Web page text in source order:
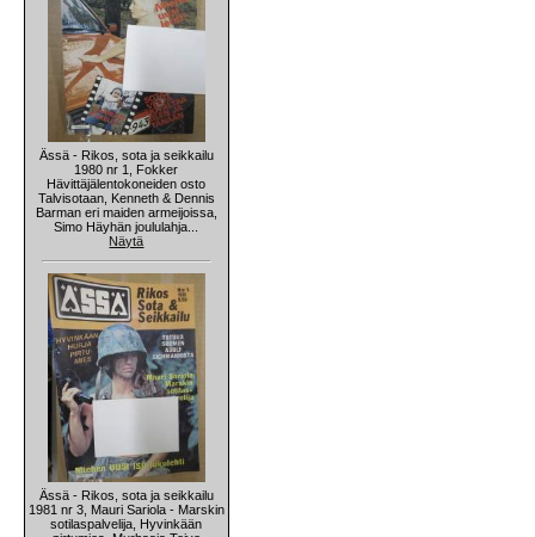
Ässä - Rikos, sota ja seikkailu
1980 nr 1, Fokker
Hävittäjälentokoneiden osto
Talvisotaan, Kenneth & Dennis
Barman eri maiden armeijoissa,
Simo Häyhän joululahja...
Näytä
Ässä - Rikos, sota ja seikkailu
1981 nr 3, Mauri Sariola - Marskin
sotilaspalvelija, Hyvinkään